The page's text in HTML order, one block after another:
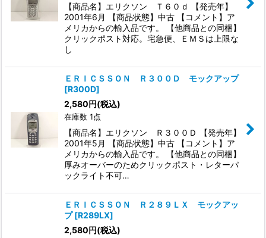
【商品名】エリクソン Ｔ６０ｄ 【発売年】
2001年6月 【商品状態】中古 【コメント】ア
メリカからの輸入品です。 【他商品との同梱】
クリックポスト対応。宅急便、ＥＭＳは上限な
し
ＥＲＩＣＳＳＯＮ Ｒ３００Ｄ モックアップ
[R300D]
2,580円(税込)
在庫数 1点
【商品名】エリクソン Ｒ３００Ｄ 【発売年】
2001年5月 【商品状態】中古 【コメント】ア
メリカからの輸入品です。 【他商品との同梱】
厚みオーバーのためクリックポスト・レターパ
ックライト不可…
ＥＲＩＣＳＳＯＮ Ｒ２８９ＬＸ モックアッ
プ [R289LX]
2,580円(税込)